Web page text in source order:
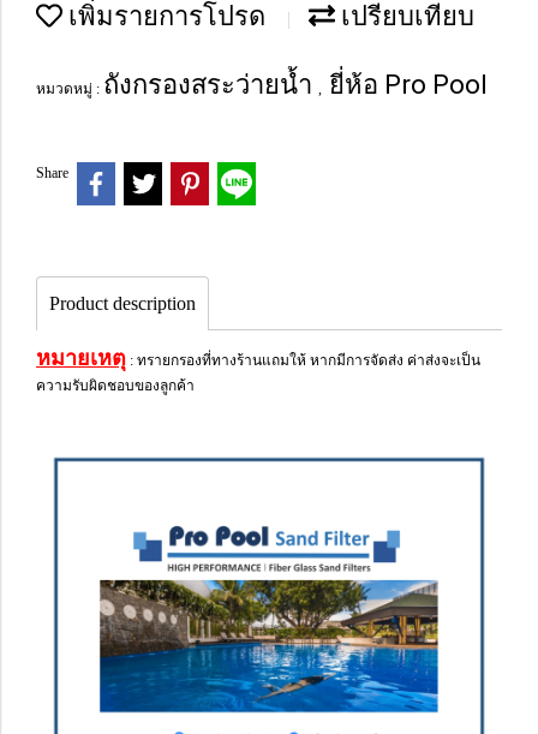
เพิ่มรายการโปรด เปรียบเทียบ
หมวดหมู่ : ถังกรองสระว่ายน้ำ , ยี่ห้อ Pro Pool
Share
Product description
หมายเหตุ : ทรายกรองที่ทางร้านแถมให้ หากมีการจัดส่ง ค่าส่งจะเป็น
ความรับผิดชอบของลูกค้า